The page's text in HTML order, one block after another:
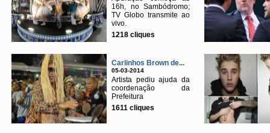
16h, no Sambódromo;
TV Globo transmite ao
vivo.
1218 cliques
Carlinhos Brown de...
05-03-2014
Artista pediu ajuda da
coordenação da
Prefeitura
1611 cliques